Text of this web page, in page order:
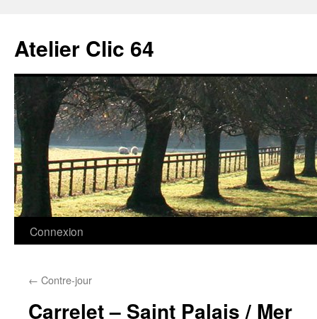
contenu
Atelier Clic 64
Connexion
← Contre-jour
Carrelet – Saint Palais / Mer